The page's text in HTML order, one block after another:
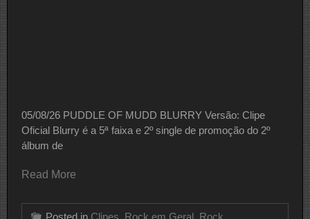
05/08/26 PUDDLE OF MUDD BLURRY Versão: Clipe
Oficial Blurry é a 5ª faixa e 2º single de promoção do 2º
álbum de
Read More
Posted in Clipes, Rock em Geral, Rock